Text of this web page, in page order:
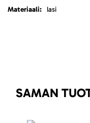
lasi
SAMAN